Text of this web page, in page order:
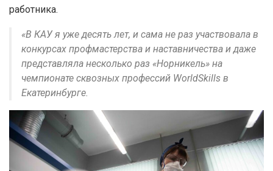
работника.
«В КАУ я уже десять лет, и сама не раз участвовала в
конкурсах профмастерства и наставничества и даже
представляла несколько раз «Норникель» на
чемпионате сквозных профессий WorldSkills в
Екатеринбурге.